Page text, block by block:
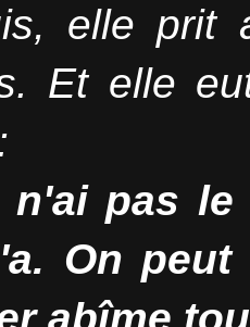
elle prit
Et elle
n'ai pas le
On